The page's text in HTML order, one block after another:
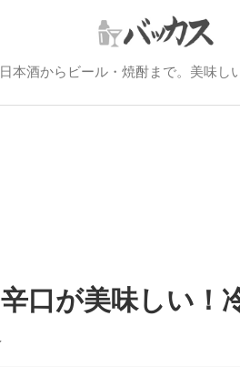
日本酒からビール・焼酎まで。美味し
口が美味しい！